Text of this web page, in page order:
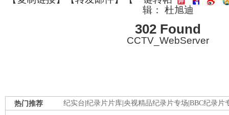
辑： 杜旭迪
302 Found
CCTV_WebServer
纪实台 纪录片片库 央视精品纪录片专场 BBC纪录片
热门推荐